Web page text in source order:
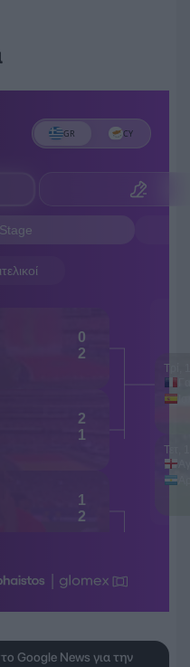
Google News για την